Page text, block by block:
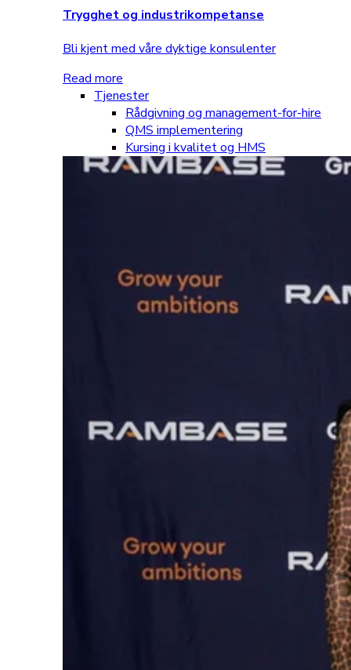
Trygghet og industrikompetanse
Bli kjent med våre dyktige konsulenter
Read more
Tjenester
Rådgivning og management-for-hire
QMS implementering
Kursing i kvalitet og HMS